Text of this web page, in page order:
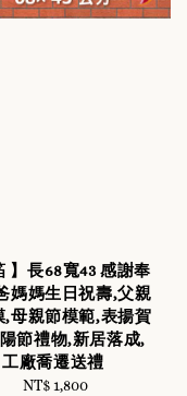
】長68寬43 感謝奉
媽媽生日祝壽,父親
,母親節模範,表揚賀
節禮物,新居落成,
工廠喬遷送禮
Regular
NT$ 1,800